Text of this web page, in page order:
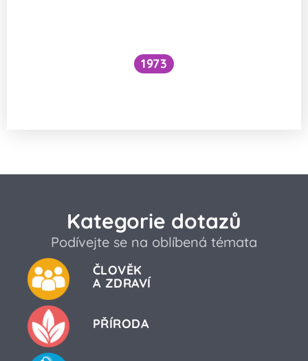
1973
Kategorie dotazů
Podívejte se na oblíbená témata
ČLOVĚK
A ZDRAVÍ
PŘÍRODA